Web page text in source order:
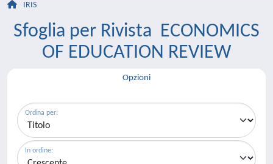
IRIS
Sfoglia per Rivista ECONOMICS
OF EDUCATION REVIEW
Opzioni
Ordina per:
In ordine: